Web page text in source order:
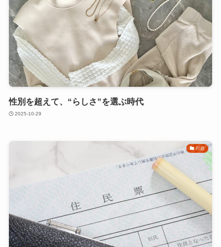
性別を超えて、“らしさ”を選ぶ時代
2025-10-29
行政